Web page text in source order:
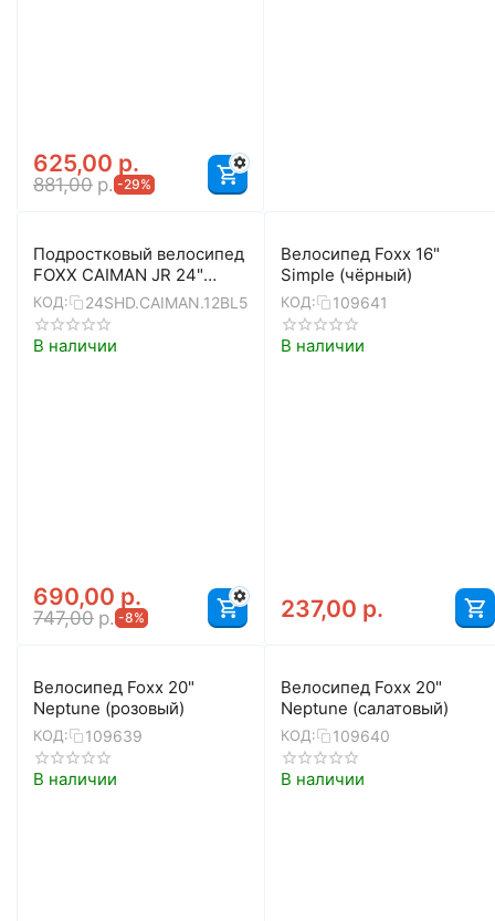
625,00 р.
881,00 р. -29%
Подростковый велосипед
FOXX CAIMAN JR 24"
(синий)
КОД: 24SHD.CAIMAN.12BL5
В наличии
690,00 р.
747,00 р. -8%
Велосипед Foxx 16"
Simple (чёрный)
КОД: 109641
В наличии
237,00 р.
Велосипед Foxx 20"
Neptune (розовый)
КОД: 109639
В наличии
Велосипед Foxx 20"
Neptune (салатовый)
КОД: 109640
В наличии